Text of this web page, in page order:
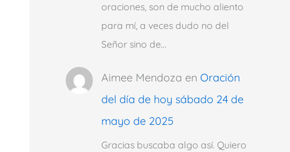
oraciones, son de mucho aliento
para mí, a veces dudo no del
Señor sino de…
Aimee Mendoza en Oración
del día de hoy sábado 24 de
mayo de 2025
Gracias buscaba algo así. Quiero